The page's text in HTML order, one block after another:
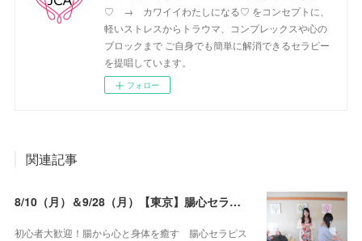
♡ → カワイイわたしになる♡ をコンセプトに、
軽いストレスからトラウマ、コンプレックスや心の
ブロックまで ご自身でも簡単に解消できるセラピー
を提唱しています。
フォロー
関連記事
8/10（月）＆9/28（月）【東京】腸心セラピスト養成コース《２日間コース》開講決定
初心者大歓迎！腸から心と身体を癒す 腸心セラピス